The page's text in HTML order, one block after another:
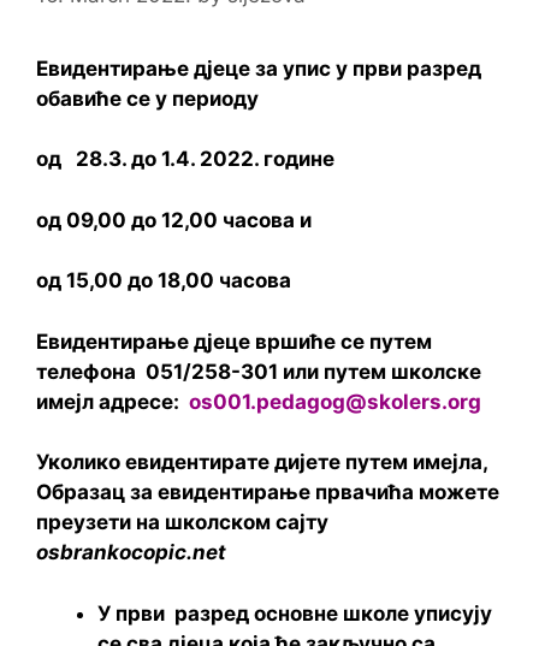
Евидентирање дјеце за упис у први разред
обавиће се у периоду
од 28.3. до 1.4. 2022. године
од 09,00 до 12,00 часова и
од 15,00 до 18,00 часова
Евидентирање дјеце вршиће се путем
телефона 051/258-301 или путем школске
имејл адресе: os001.pedagog@skolers.org
Уколико евидентирате дијете путем имејла,
Образац за евидентирање првачића можете
преузети на школском сајту
osbrankocopic.net
У први разред основне школе уписују